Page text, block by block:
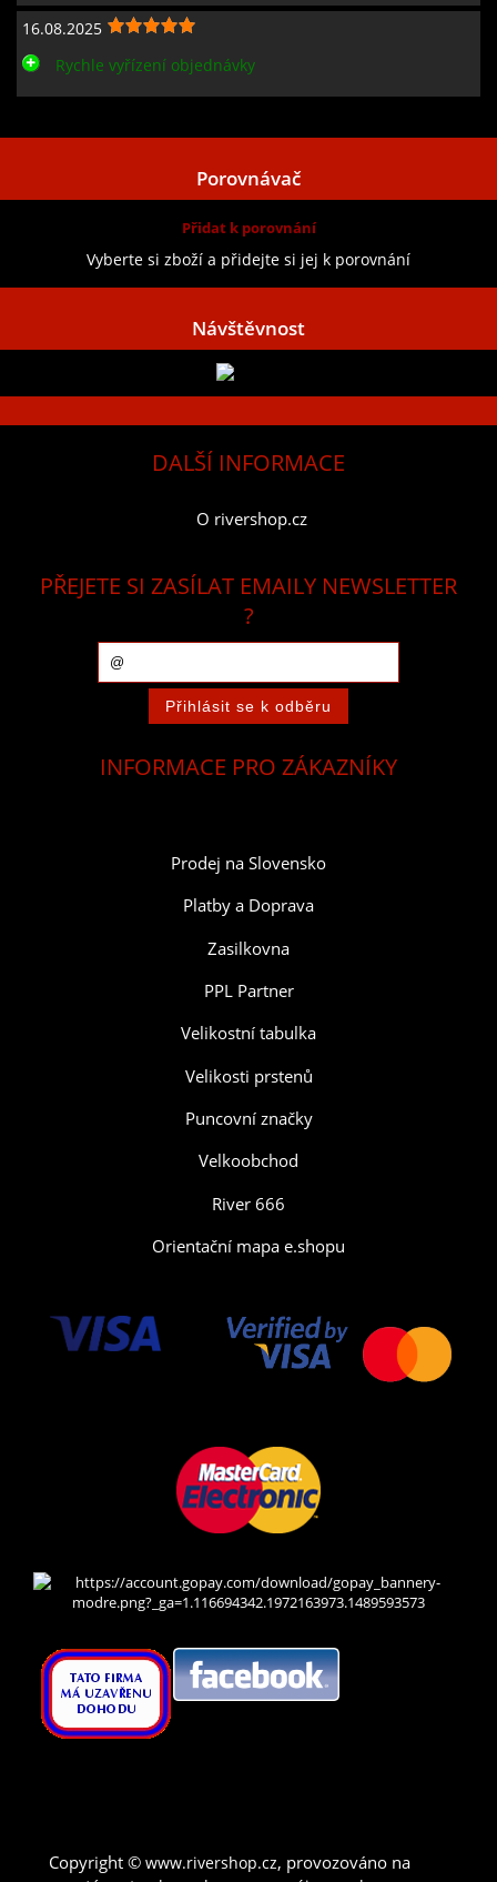
16.08.2025
Rychle vyřízení objednávky
Porovnávač
Přidat k porovnání
Vyberte si zboží a přidejte si jej k porovnání
Návštěvnost
DALŠÍ INFORMACE
O rivershop.cz
PŘEJETE SI ZASÍLAT EMAILY NEWSLETTER
?
INFORMACE PRO ZÁKAZNÍKY
Prodej na Slovensko
Platby a Doprava
Zasilkovna
PPL Partner
Velikostní tabulka
Velikosti prstenů
Puncovní značky
Velkoobchod
River 666
Orientační mapa e.shopu
Copyright © www.rivershop.cz, provozováno na